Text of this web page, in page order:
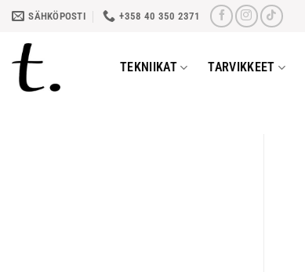
Skip
content
SÄHKÖPOSTI +358 40 350 2371
TEKNIIKAT TARVIKKEET